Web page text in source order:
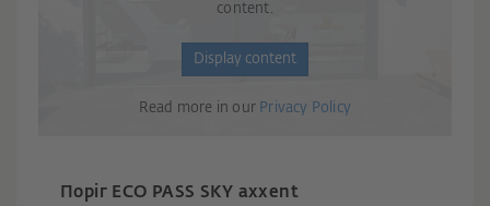
content.
Display content
Read more in our Privacy Policy
Поріг ECO PASS SKY axxent